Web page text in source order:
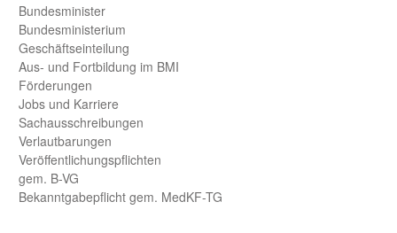
Bundes­minister
Bundes­ministerium
Geschäfts­einteilung
Aus- und Fortbildung im BMI
Förderungen
Jobs und Karriere
Sachaus­schreibungen
Verlautbarungen
Veröffentlichungspflichten
gem. B-VG
Bekanntgabepflicht gem. MedKF-TG